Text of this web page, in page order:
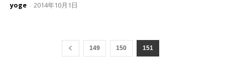
yoge - 2014年10月1日
149 150 151